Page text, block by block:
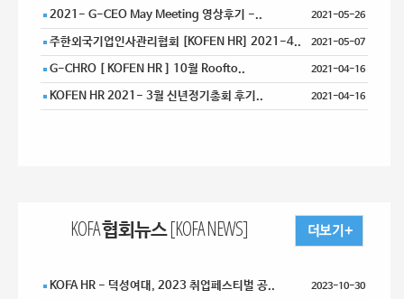
2021- G-CEO May Meeting 영상후기 -.. 2021-05-26
주한외국기업인사관리협회 [KOFEN HR] 2021-4.. 2021-05-07
G-CHRO [ KOFEN HR ] 10월 Roofto.. 2021-04-16
KOFEN HR 2021- 3월 신년정기총회 후기.. 2021-04-16
KOFA 협회뉴스 [KOFA NEWS]
KOFA HR - 덕성여대, 2023 취업페스티벌 공.. 2023-10-30